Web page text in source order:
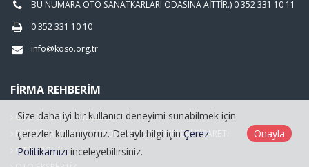
BU NUMARA OTO SANATKARLARI ODASINA AİTTİR.) 0 352 331 10 11
0 352 331 10 10
info@koso.org.tr
FIRMA REHBERIM
OTO BAKIM SERVİSCİLİĞİ
FOTOĞRAFÇILIK VE FOTOĞRAF MALZEMELERİ TİCARETİ
OTO LPG
Size daha iyi bir kullanıcı deneyimi sunabilmek için
çerezler kullanıyoruz. Detaylı bilgi için Çerez
Politikamızı inceleyebilirsiniz.
Onayla